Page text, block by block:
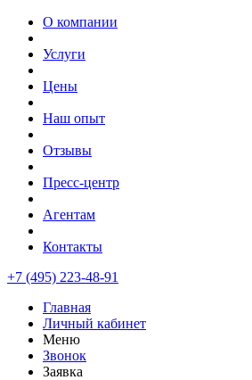
О компании
Услуги
Цены
Наш опыт
Отзывы
Пресс-центр
Агентам
Контакты
+7 (495) 223-48-91
Главная
Личный кабинет
Меню
Звонок
Заявка